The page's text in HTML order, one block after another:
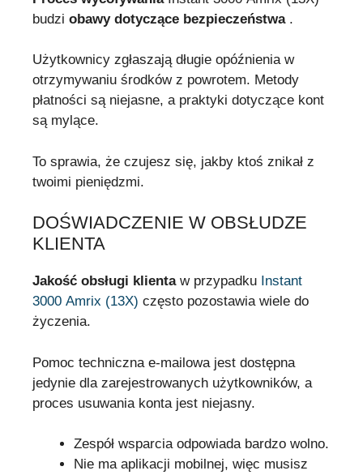
budzi obawy dotyczące bezpieczeństwa.
Użytkownicy zgłaszają długie opóźnienia w
otrzymywaniu środków z powrotem. Metody
płatności są niejasne, a praktyki dotyczące kont
są mylące.
To sprawia, że czujesz się, jakby ktoś znikał z
twoimi pieniędzmi.
DOŚWIADCZENIE W OBSŁUDZE
KLIENTA
Jakość obsługi klientaw przypadku Instant
3000 Amrix (13X) często pozostawia wiele do
życzenia.
Pomoc techniczna e-mailowa jest dostępna
jedynie dla zarejestrowanych użytkowników, a
proces usuwania konta jest niejasny.
Zespół wsparcia odpowiada bardzo wolno.
Nie ma aplikacji mobilnej, więc musisz